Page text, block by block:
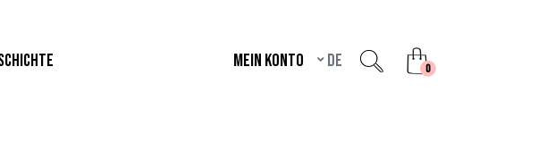
Mein Konto de 0unread messages